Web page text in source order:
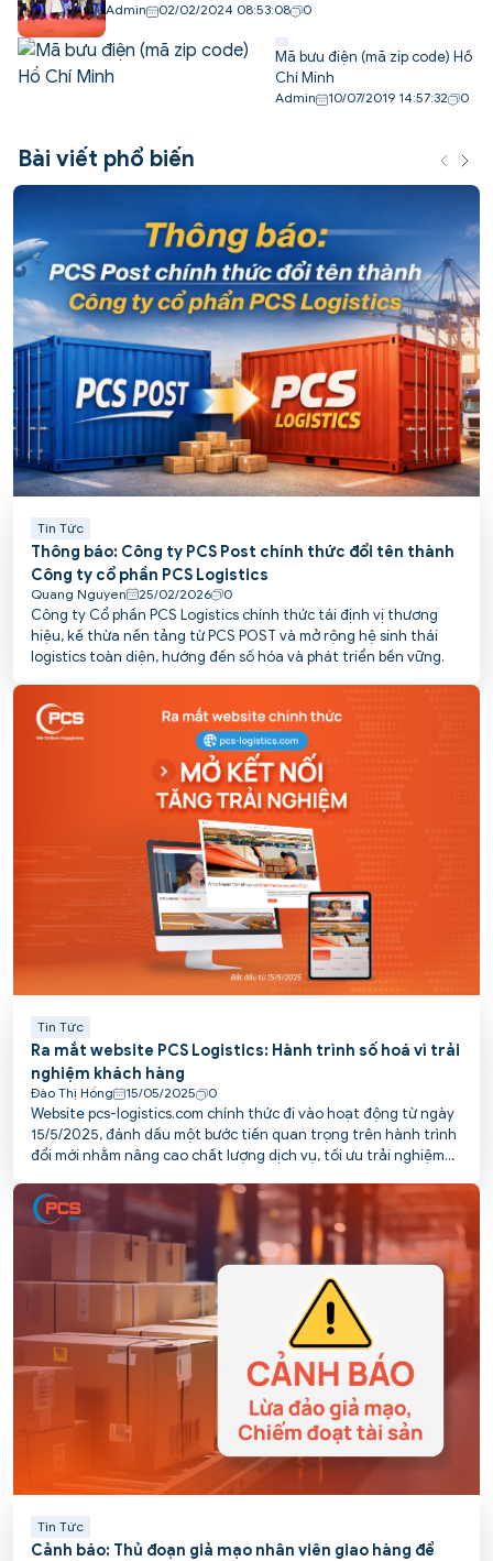
Admin 02/02/2024 08:53:08 0
Mã bưu điện (mã zip code) Hồ
Chí Minh
Admin 10/07/2019 14:57:32 0
Bài viết phổ biến
Tin Tức
Thông báo: Công ty PCS Post chính thức đổi tên thành
Công ty cổ phần PCS Logistics
Quang Nguyen 25/02/2026 0
Công ty Cổ phần PCS Logistics chính thức tái định vị thương
hiệu, kế thừa nền tảng từ PCS POST và mở rộng hệ sinh thái
logistics toàn diện, hướng đến số hóa và phát triển bền vững.
Tin Tức
Ra mắt website PCS Logistics: Hành trình số hoá vì trải
nghiệm khách hàng
Đào Thị Hồng 15/05/2025 0
Website pcs-logistics.com chính thức đi vào hoạt động từ ngày
15/5/2025, đánh dấu một bước tiến quan trọng trên hành trình
đổi mới nhằm nâng cao chất lượng dịch vụ, tối ưu trải nghiệm
Tin Tức
Cảnh báo: Thủ đoạn giả mạo nhân viên giao hàng để